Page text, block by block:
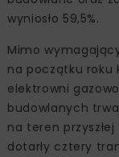
wyniosło 59,5%.
Mimo
na początku roku
elektrowni
budowlanych
na teren
dotarły cztery